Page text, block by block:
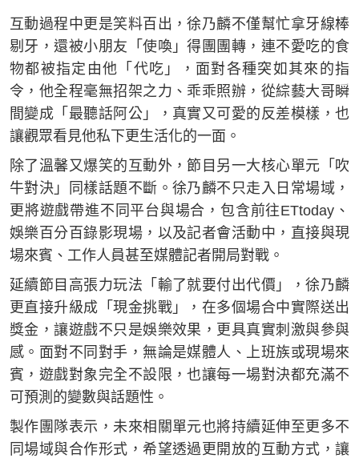
互動過程中更是笑料百出，徐乃麟不僅幫忙拿牙線棒
剔牙，還被小朋友「使喚」得團團轉，連不愛吃的食
物都被指定由他「代吃」，面對各種突如其來的指
令，他全程毫無招架之力、乖乖照辦，從綜藝大哥瞬
間變成「最聽話阿公」，真實又可愛的反差模樣，也
讓觀眾看見他私下更生活化的一面。
除了溫馨又爆笑的互動外，節目另一大核心單元「吹
牛對決」同樣話題不斷。徐乃麟不只走入日常場域，
更將遊戲帶進不同平台與場合，包含前往ETtoday、
娛樂百分百錄影現場，以及記者會活動中，直接與現
場來賓、工作人員甚至媒體記者開局對戰。
延續節目高張力玩法「輸了就要付出代價」，徐乃麟
更直接升級成「現金挑戰」，在多個場合中實際送出
獎金，讓遊戲不只是娛樂效果，更具真實刺激與參與
感。面對不同對手，無論是媒體人、上班族或現場來
賓，遊戲對象完全不設限，也讓每一場對決都充滿不
可預測的變數與話題性。
製作團隊表示，未來相關單元也將持續延伸至更多不
同場域與合作形式，希望透過更開放的互動方式，讓